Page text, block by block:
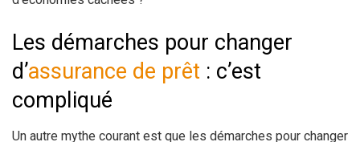
Les démarches pour changer
d’assurance de prêt : c’est
compliqué
Un autre mythe courant est que les démarches pour changer